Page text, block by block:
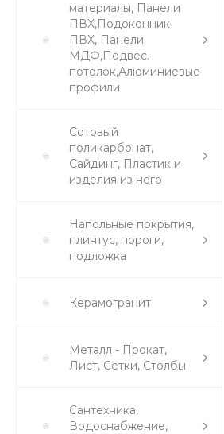
материалы, Панели
ПВХ,Подоконник
ПВХ, Панели
МДФ,Подвес.
потолок,Алюминиевые
профили
Сотовый
поликарбонат,
Сайдинг, Пластик и
изделия из него
Напольные покрытия,
плинтус, пороги,
подложка
Керамогранит
Металл - Прокат,
Лист, Сетки, Столбы
Сантехника,
Водоснабжение,